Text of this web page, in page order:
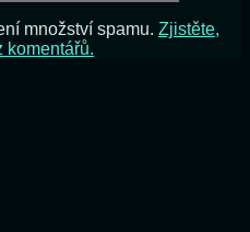
množství spamu. Zjistěte,
komentářů.